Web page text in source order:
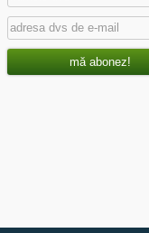
mă abonez!